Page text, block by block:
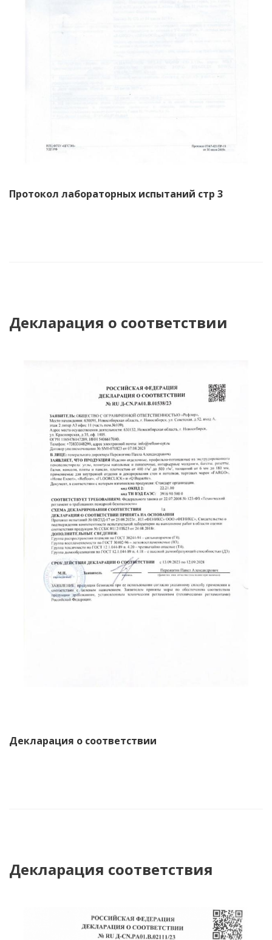
Протокол лабораторных испытаний стр 3
Декларация о соответствии
Декларация о соответствии
Декларация соответствия